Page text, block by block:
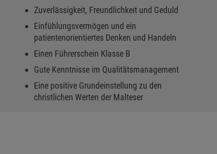
Zuverlässigkeit, Freundlichkeit und Geduld
Einfühlungsvermögen und ein
patientenorientiertes Denken und Handeln
Einen Führerschein Klasse B
Gute Kenntnisse im Qualitätsmanagement
Eine positive Grundeinstellung zu den
christlichen Werten der Malteser